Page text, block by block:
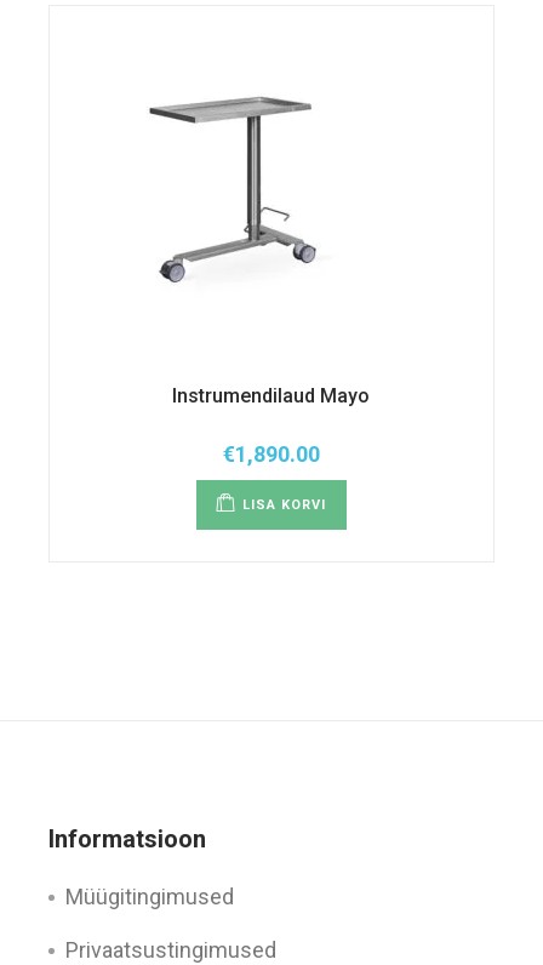
Instrumendilaud Mayo
€1,890.00
LISA KORVI
Informatsioon
Müügitingimused
Privaatsustingimused